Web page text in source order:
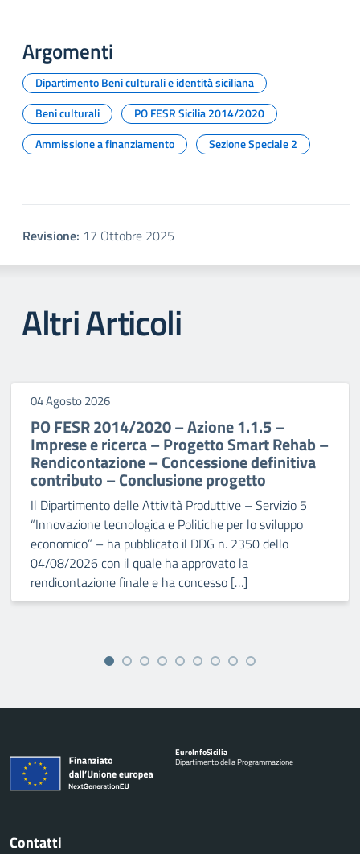
Argomenti
Dipartimento Beni culturali e identità siciliana
Beni culturali
PO FESR Sicilia 2014/2020
Ammissione a finanziamento
Sezione Speciale 2
Revisione: 17 Ottobre 2025
Altri Articoli
04 Agosto 2026
PO FESR 2014/2020 – Azione 1.1.5 –
Imprese e ricerca – Progetto Smart Rehab –
Rendicontazione – Concessione definitiva
contributo – Conclusione progetto
Il Dipartimento delle Attività Produttive – Servizio 5
“Innovazione tecnologica e Politiche per lo sviluppo
economico” – ha pubblicato il DDG n. 2350 dello
04/08/2026 con il quale ha approvato la
rendicontazione finale e ha concesso […]
EuroInfoSicilia
Dipartimento della Programmazione
Contatti